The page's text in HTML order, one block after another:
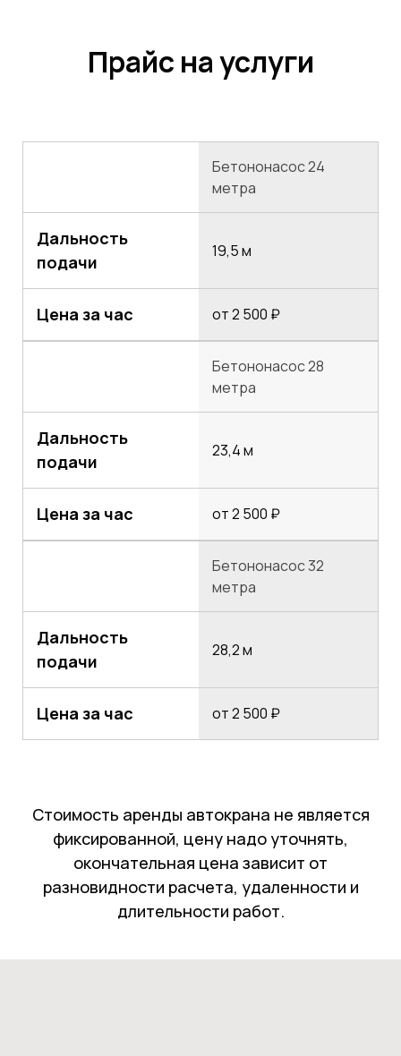
Прайс на услуги
Бетононасос 24
метра
Дальность
подачи
19,5 м
Цена за час от 2 500 ₽
Бетононасос 28
метра
Дальность
подачи
23,4 м
Цена за час от 2 500 ₽
Бетононасос 32
метра
Дальность
подачи
28,2 м
Цена за час от 2 500 ₽
Стоимость аренды автокрана не является
фиксированной, цену надо уточнять,
окончательная цена зависит от
разновидности расчета, удаленности и
длительности работ.